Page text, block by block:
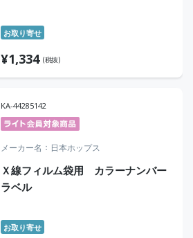
お取り寄せ
¥1,334 (税抜)
KA-44285142
メーカー名 日本ホップス
Ｘ線フィルム袋用 カラーナンバー
ラベル
お取り寄せ